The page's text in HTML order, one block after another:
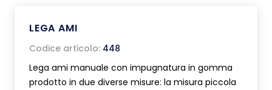
LEGA AMI
Codice articolo: 448
Lega ami manuale con impugnatura in gomma
prodotto in due diverse misure: la misura piccola